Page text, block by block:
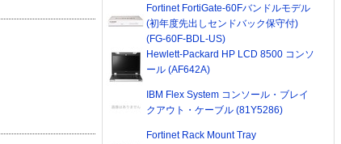
Fortinet FortiGate-60Fバンドルモデル
(初年度先出しセンドバック保守付)
(FG-60F-BDL-US)
Hewlett-Packard HP LCD 8500 コンソ
ール (AF642A)
IBM Flex System コンソール・ブレイ
クアウト・ケーブル (81Y5286)
Fortinet Rack Mount Tray